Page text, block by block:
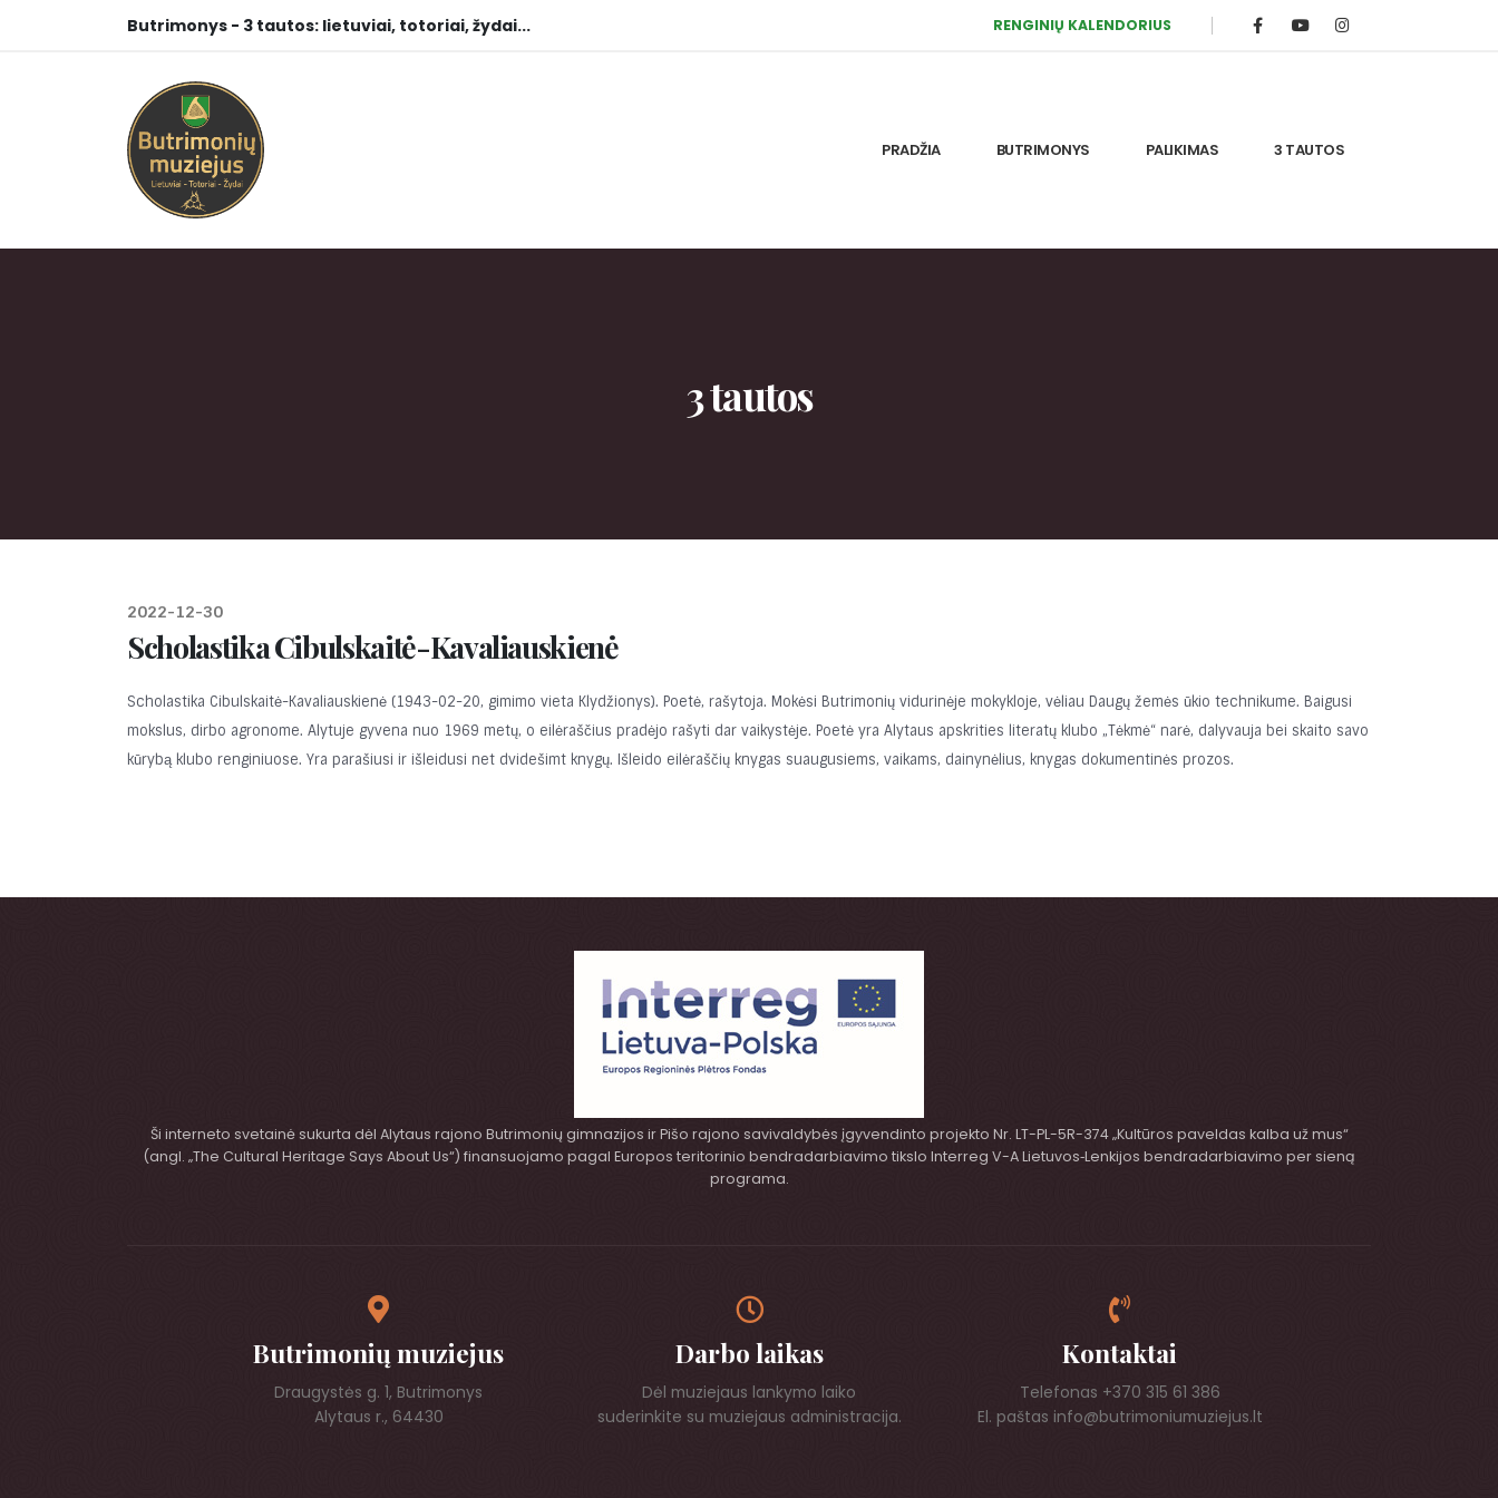
Butrimonys - 3 tautos: lietuviai, totoriai, žydai... RENGINIŲ KALENDORIUS
PRADŽIA BUTRIMONYS PALIKIMAS 3 TAUTOS
3 tautos
2022-12-30
Scholastika Cibulskaitė-Kavaliauskienė
Scholastika Cibulskaitė-Kavaliauskienė (1943-02-20, gimimo vieta Klydžionys). Poetė, rašytoja. Mokėsi Butrimonių vidurinėje mokykloje, vėliau Daugų žemės ūkio technikume. Baigusi
mokslus, dirbo agronome. Alytuje gyvena nuo 1969 metų, o eilėraščius pradėjo rašyti dar vaikystėje. Poetė yra Alytaus apskrities literatų klubo „Tėkmė“ narė, dalyvauja bei skaito savo
kūrybą klubo renginiuose. Yra parašiusi ir išleidusi net dvidešimt knygų. Išleido eilėraščių knygas suaugusiems, vaikams, dainynėlius, knygas dokumentinės prozos.
Ši interneto svetainė sukurta dėl Alytaus rajono Butrimonių gimnazijos ir Pišo rajono savivaldybės įgyvendinto projekto Nr. LT-PL-5R-374 „Kultūros paveldas kalba už mus“
(angl. „The Cultural Heritage Says About Us“) finansuojamo pagal Europos teritorinio bendradarbiavimo tikslo Interreg V-A Lietuvos‑Lenkijos bendradarbiavimo per sieną
programa.
Butrimonių muziejus
Draugystės g. 1, Butrimonys
Alytaus r., 64430
Darbo laikas
Dėl muziejaus lankymo laiko
suderinkite su muziejaus administracija.
Kontaktai
Telefonas +370 315 61 386
El. paštas info@butrimoniumuziejus.lt